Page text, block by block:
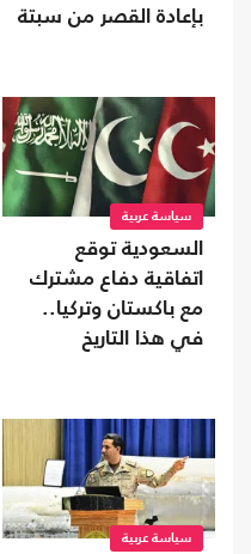
بإعادة القصر من سبتة
سياسة عربية
السعودية توقع
اتفاقية دفاع مشترك
مع باكستان وتركيا..
في هذا التاريخ
سياسة عربية